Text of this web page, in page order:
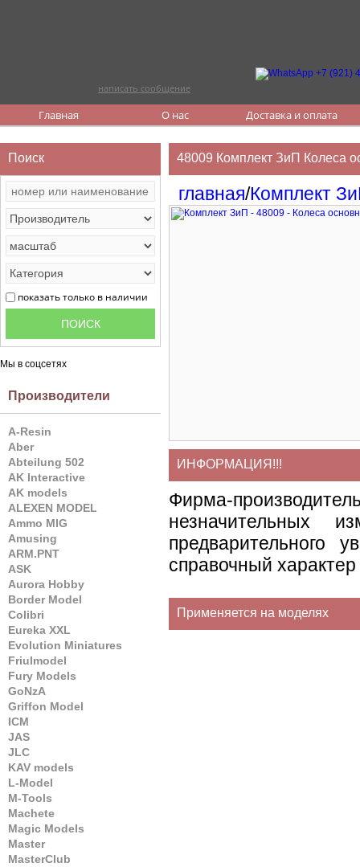
написать сообщение
Главная О нас Доставка и оплата
Поиск
показать только в наличии
Мы в соцсетях
Производители
A-Resin
Aber
Abteilung 502
AK Interactive
AK models
ALEXEN MODEL
Ammo MIG
Amusing
ARM.PNT
ASK
Aurora Hobby
Border Model
Colibri
Eureka XXL
Evolution Miniatures
Friulmodel
Fury Models
GoNzA
Griffon Model
ICM
JAS
JLC
KAV models
L-Model
M-Tools
Machete
Magic Models
Master
MasterClub
48009 Комплект ЗиП Колеса
главная/Комплект
ИНФОРМАЦИЯ!!!
Фирма-
незначительных
предварительного
справочный
Применяется на моделях